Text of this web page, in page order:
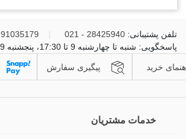
تلفن پشتیبانی: 28425940 - 021
91035179 - 021
پاسخگویی: شنبه تا چهارشنبه 9 تا 17:30، پنجشنبه 9 تا 14:30
خرید پیگیری سفارش
خدمات مشتریان